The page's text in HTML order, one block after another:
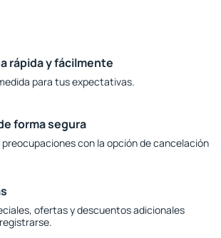
rápida y fácilmente
para tus expectativas.
forma segura
preocupaciones con la opción de cancelación
ofertas y descuentos adicionales